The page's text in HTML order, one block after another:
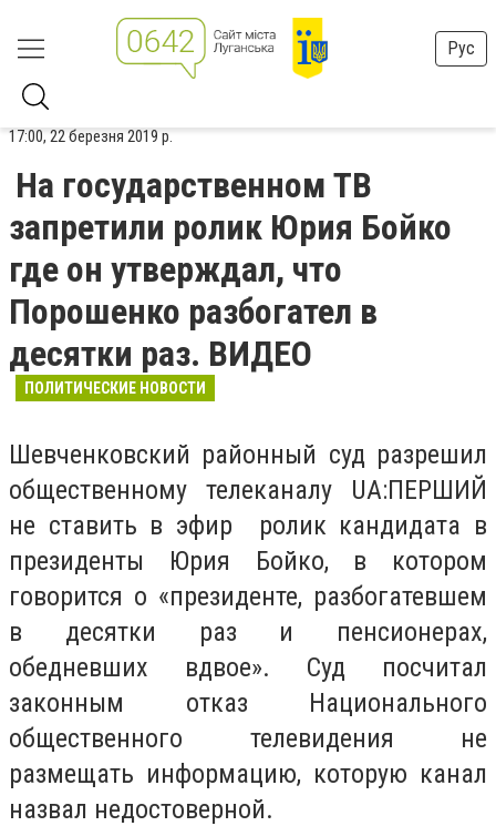
Рус
17:00, 22 березня 2019 р.
На государственном ТВ
запретили ролик Юрия Бойко
где он утверждал, что
Порошенко разбогател в
десятки раз. ВИДЕО
ПОЛИТИЧЕСКИЕ НОВОСТИ
Шевченковский районный суд разрешил
общественному телеканалу UA:ПЕРШИЙ
не ставить в эфир ролик кандидата в
президенты Юрия Бойко, в котором
говорится о «президенте, разбогатевшем
в десятки раз и пенсионерах,
обедневших вдвое». Суд посчитал
законным отказ Национального
общественного телевидения не
размещать информацию, которую канал
назвал недостоверной.